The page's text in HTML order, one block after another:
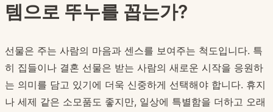
템으로 뚜누를 꼽는가?
선물은 주는 사람의 마음과 센스를 보여주는 척도입니다. 특
히 집들이나 결혼 선물은 받는 사람의 새로운 시작을 응원하
는 의미를 담고 있기에 더욱 신중하게 선택해야 합니다. 휴지
나 세제 같은 소모품도 좋지만, 일상에 특별함을 더하고 오래